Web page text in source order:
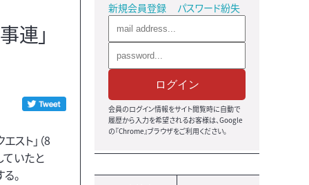
連」
スト」（8
ていたと
。
新規会員登録 パスワード紛失
ログイン
会員のログイン情報をサイト閲覧時に自動で
履歴から入力を希望されるお客様は、Google
の『Chrome』ブラウザをご利用ください。